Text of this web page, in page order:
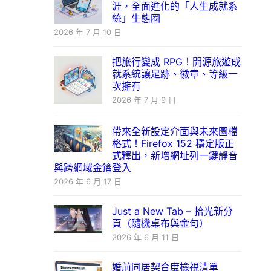
涯，全面進化的「人生成就系
統」生態圈
2026 年 7 月 10 日
把旅行變成 RPG！開源旅遊成
就系統讓足跡、徽章、等級一
次擁有
2026 年 7 月 9 日
帶來全新設定介面與未來圖檔
格式！Firefox 152 穩定版正
式釋出，新增網址列一鍵靜音
與跨網域金鑰登入
2026 年 6 月 17 日
Just a New Tab – 拾光新分
頁（隨機桌布與金句）
2026 年 6 月 11 日
婚前同居契合度檢視清單